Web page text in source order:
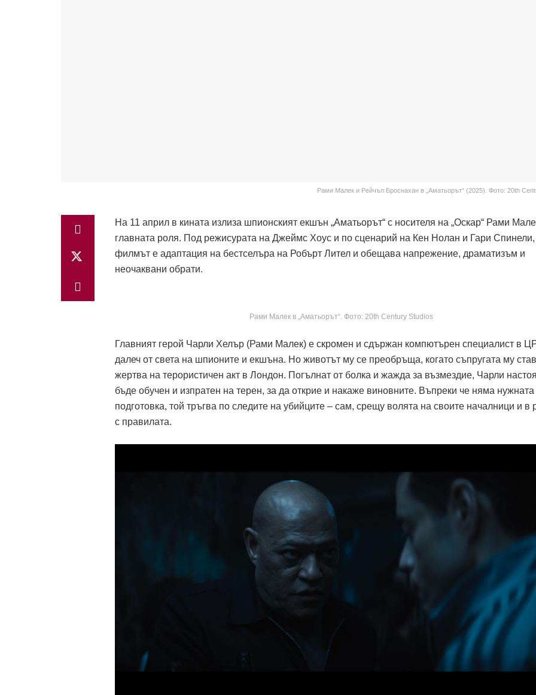
Рами Малек и Рейчъл Броснахан в „Аматьорът“ (2025). Фото: 20th
На 11 април в кината излиза шпионският екшън „Аматьорът“ с носителя на „Оскар“ Рами
главната роля. Под режисурата на Джеймс Хоус и по сценарий на Кен Нолан и Гари Спинели,
филмът е адаптация на бестселъра на Робърт Лител и обещава напрежение, драматизъм и
неочаквани обрати.
Рами Малек в „Аматьорът“. Фото: 20th Century Studios
Главният герой Чарли Хелър (Рами Малек) е скромен и сдържан компютърен специалист в
далеч от света на шпионите и екшъна. Но животът му се преобръща, когато съпругата му
жертва на терористичен акт в Лондон. Погълнат от болка и жажда за възмездие, Чарли
бъде обучен и изпратен на терен, за да открие и накаже виновните. Въпреки че няма нужната
подготовка, той тръгва по следите на убийците – сам, срещу волята на своите началници и в
с правилата.